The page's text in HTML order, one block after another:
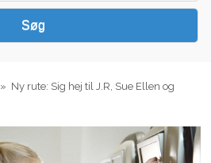
» Ny rute: Sig hej til J.R, Sue Ellen og